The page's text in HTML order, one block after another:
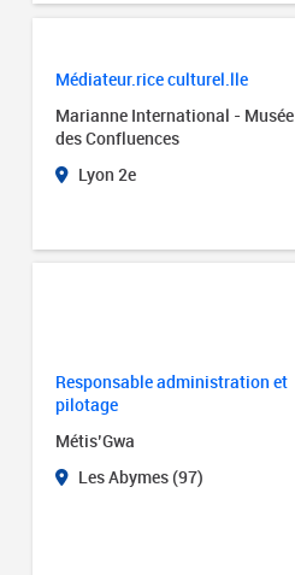
Médiateur.rice culturel.lle
Marianne International - Musée
des Confluences
Lyon 2e
Responsable administration et
pilotage
Métis’Gwa
Les Abymes (97)